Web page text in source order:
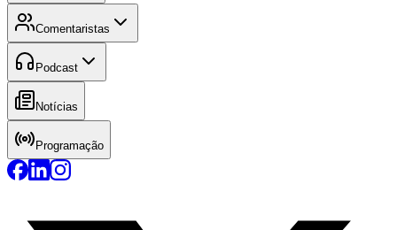
Comentaristas
Podcast
Notícias
Programação